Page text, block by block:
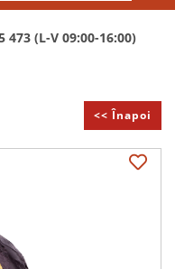
(L-V 09:00-16:00)
<< Înapoi